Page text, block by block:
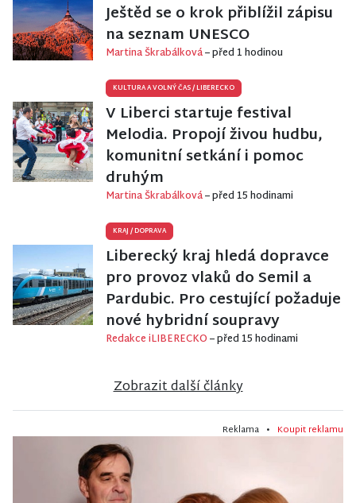
Ještěd se o krok přiblížil zápisu
na seznam UNESCO
Martina Škrabálková– před 1 hodinou
KULTURA A VOLNÝ ČAS/LIBERECKO
V Liberci startuje festival
Melodia. Propojí živou hudbu,
komunitní setkání i pomoc
druhým
Martina Škrabálková– před 15 hodinami
KRAJ /DOPRAVA
Liberecký kraj hledá dopravce
pro provoz vlaků do Semil a
Pardubic. Pro cestující požaduje
nové hybridní soupravy
Redakce iLIBERECKO– před 15 hodinami
Zobrazit další články
Reklama • Koupit reklamu